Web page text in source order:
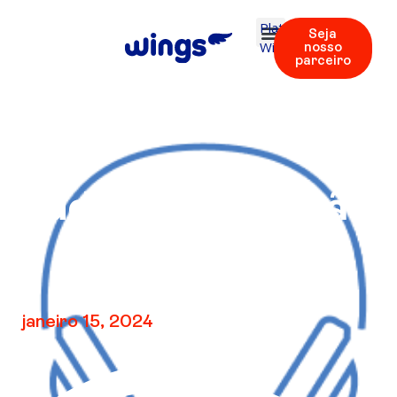
Plataforma
Wings
Seja
nosso
parceiro
Áudio V3 – Revisão
janeiro 15, 2024